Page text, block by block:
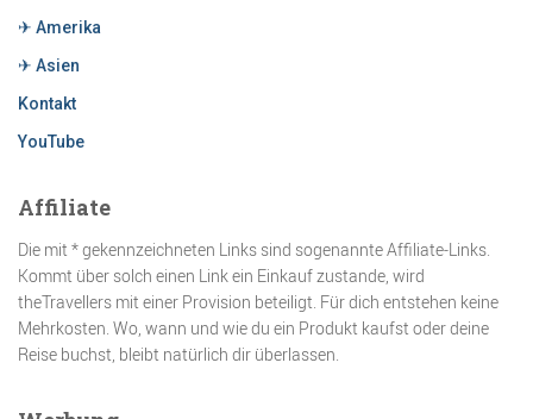
✈ Amerika
✈ Asien
Kontakt
YouTube
Affiliate
Die mit * gekennzeichneten Links sind sogenannte Affiliate-Links.
Kommt über solch einen Link ein Einkauf zustande, wird
theTravellers mit einer Provision beteiligt. Für dich entstehen keine
Mehrkosten. Wo, wann und wie du ein Produkt kaufst oder deine
Reise buchst, bleibt natürlich dir überlassen.